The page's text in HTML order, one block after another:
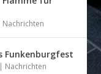
Nachrichten
Funkenburgfest
| Nachrichten